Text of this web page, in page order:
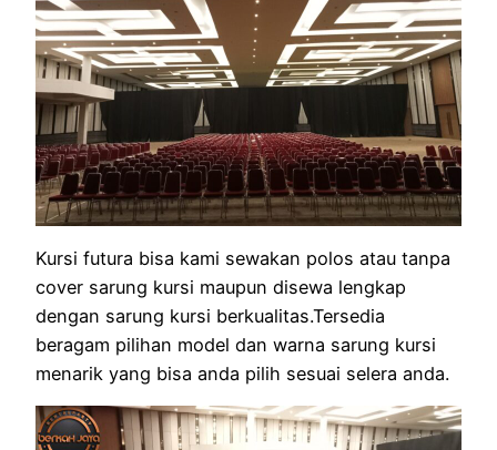
Kursi futura bisa kami sewakan polos atau tanpa
cover sarung kursi maupun disewa lengkap
dengan sarung kursi berkualitas.Tersedia
beragam pilihan model dan warna sarung kursi
menarik yang bisa anda pilih sesuai selera anda.